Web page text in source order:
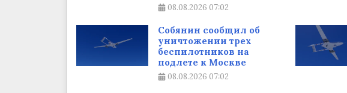
08.08.2026 07:02
Собянин сообщил об
уничтожении трех
беспилотников на
подлете к Москве
08.08.2026 07:02